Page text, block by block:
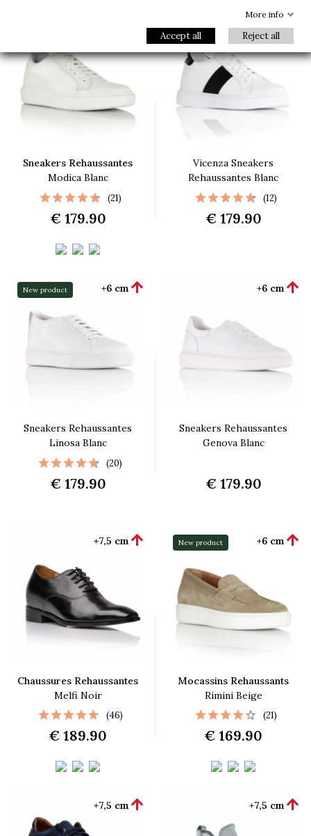
Sneakers Rehaussantes
Modica Blanc
(21)
€ 179.90
Vicenza Sneakers
Rehaussantes Blanc

(12)
€ 179.90
New product
Sneakers Rehaussantes
Linosa Blanc
+6 cm 
(20)
€ 179.90
Sneakers Rehaussantes
Genova Blanc
+6 cm 
€ 179.90
Chaussures Rehaussantes
Melfi Noir
+7,5 cm 
(46)
€ 189.90
New product
Mocassins Rehaussants
Rimini Beige
+6 cm 
(21)
€ 169.90
+7,5 cm  +7,5 cm 
More info
Accept all Reject all